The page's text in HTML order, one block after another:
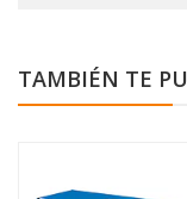
TAMBIÉN TE